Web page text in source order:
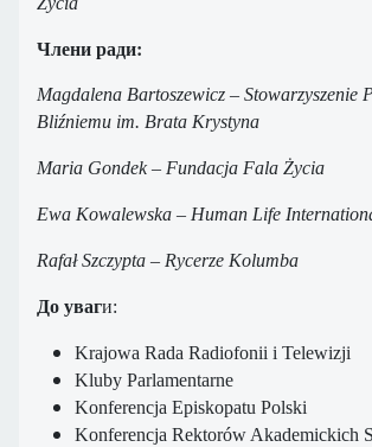
Члени ради:
Magdalena Bartoszewicz – Stowarzyszenie
Bliźniemu im. Brata Krystyna
Maria Gondek – Fundacja Fala Życia
Ewa Kowalewska – Human Life
Rafał Szczypta – Rycerze Kolumba
До уваги:
Krajowa Rada Radiofonii i Telewizji
Kluby Parlamentarne
Konferencja Episkopatu Polski
Konferencja Rektorów Akademickich